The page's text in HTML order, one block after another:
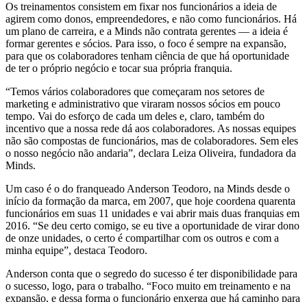
Os treinamentos consistem em fixar nos funcionários a ideia de
agirem como donos, empreendedores, e não como funcionários. Há
um plano de carreira, e a Minds não contrata gerentes — a ideia é
formar gerentes e sócios. Para isso, o foco é sempre na expansão,
para que os colaboradores tenham ciência de que há oportunidade
de ter o próprio negócio e tocar sua própria franquia.
“Temos vários colaboradores que começaram nos setores de
marketing e administrativo que viraram nossos sócios em pouco
tempo. Vai do esforço de cada um deles e, claro, também do
incentivo que a nossa rede dá aos colaboradores. As nossas equipes
não são compostas de funcionários, mas de colaboradores. Sem eles
o nosso negócio não andaria”, declara Leiza Oliveira, fundadora da
Minds.
Um caso é o do franqueado Anderson Teodoro, na Minds desde o
início da formação da marca, em 2007, que hoje coordena quarenta
funcionários em suas 11 unidades e vai abrir mais duas franquias em
2016. “Se deu certo comigo, se eu tive a oportunidade de virar dono
de onze unidades, o certo é compartilhar com os outros e com a
minha equipe”, destaca Teodoro.
Anderson conta que o segredo do sucesso é ter disponibilidade para
o sucesso, logo, para o trabalho. “Foco muito em treinamento e na
expansão, e dessa forma o funcionário enxerga que há caminho para